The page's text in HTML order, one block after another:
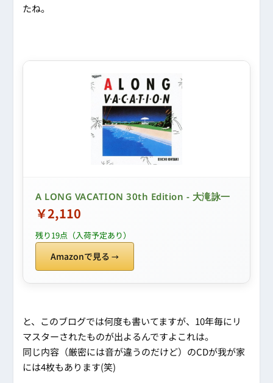
たね。
A LONG VACATION 30th Edition - 大滝詠一
￥2,110
残り19点（入荷予定あり）
Amazonで見る
と、このブログでは何度も書いてますが、10年毎にリ
マスターされたものが出よるんですよこれは。
同じ内容（厳密には音が違うのだけど）のCDが我が家
には4枚もあります(笑)